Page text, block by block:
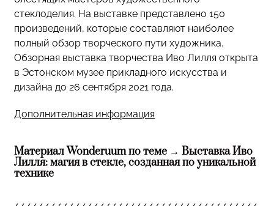
стеклоделия. На выставке представлено 150
произведений, которые составляют наиболее
полный обзор творческого пути художника.
Обзорная выставка творчества Иво Лилля открыта
в Эстонском музее прикладного искусства и
дизайна до 26 сентября 2021 года.
Дополнительная информация
Материал Wonderuum по теме →Выставка Иво
Лилля: магия в стекле, созданная по уникальной
технике